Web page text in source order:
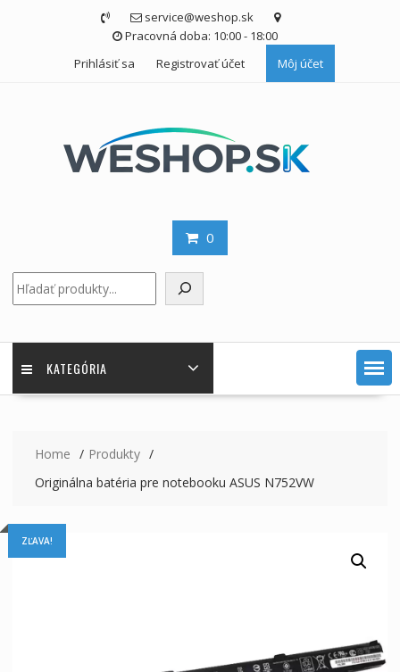
service@weshop.sk
Pracovná doba: 10:00 - 18:00
Prihlásiť sa
Registrovať účet Môj účet
0
KATEGÓRIA
Home
Produkty
Originálna batéria pre notebooku ASUS N752VW
ZĽAVA!